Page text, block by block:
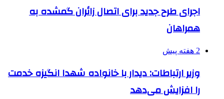
اجرای طرح جدید برای اتصال زائران گمشده به
همراهان
2 هفته پیش
وزیر ارتباطات: دیدار با خانواده شهدا انگیزه خدمت
را افزایش می‌دهد